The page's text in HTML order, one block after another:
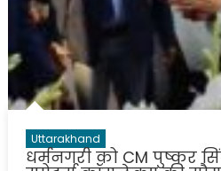
Uttarakhand
धर्मनगरी को CM पुष्कर